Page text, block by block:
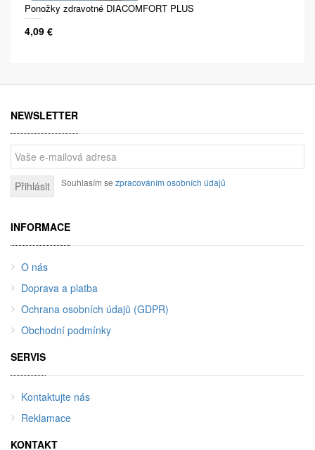
Ponožky zdravotné DIACOMFORT PLUS
4,09 €
NEWSLETTER
Přihlásit Souhlasím se zpracováním osobních údajů
INFORMACE
O nás
Doprava a platba
Ochrana osobních údajů (GDPR)
Obchodní podmínky
SERVIS
Kontaktujte nás
Reklamace
KONTAKT